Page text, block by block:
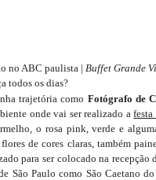
no ABC paulista | Buffet Grande
todos os dias?
trajetória como Fotógrafo de
onde vai ser realizado afesta
o rosa pink, verde e
de cores claras, também
para ser colocado na
São Paulo como São Caetano